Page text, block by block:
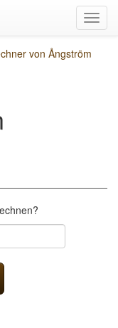
von Ångström